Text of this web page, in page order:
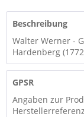
Beschreibung
Walter Werner -
Hardenberg
GPSR
Angaben zur